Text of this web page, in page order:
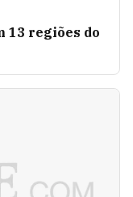
13 regiões do